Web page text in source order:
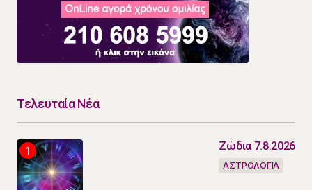
Τελευταία Νέα
Ζώδια 7.8.2026
ΑΣΤΡΟΛΟΓΙΑ